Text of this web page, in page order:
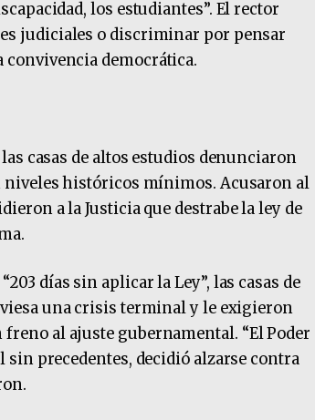
los estudiantes”. El rector
judiciales o discriminar por pensar
democrática.
casas de altos estudios denunciaron
niveles históricos mínimos. Acusaron al
a la Justicia que destrabe la ley de
días sin aplicar la Ley”, las casas de
una crisis terminal y le exigieron
al ajuste gubernamental. “El Poder
precedentes, decidió alzarse contra